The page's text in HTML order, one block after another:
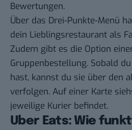
Bewertungen.
Über das Drei-Punkte-Menü
dein Lieblingsrestaurant als
Zudem gibt es die Option
Gruppenbestellung. Sobald
hast, kannst du sie über den
verfolgen. Auf einer Karte
jeweilige Kurier befindet.
Uber Eats: Wie